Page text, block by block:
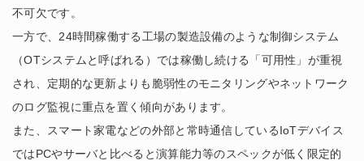
不可欠です。
一方で、24時間稼働する工場の製造設備のような制御システム
（OTシステムと呼ばれる）では稼働し続ける「可用性」が重視
され、定期的な更新よりも脆弱性のモニタリングやネットワーク
のログ監視に重点を置く傾向があります。
また、スマート家電などの外部と常時通信しているIoTデバイス
ではPCやサーバと比べると演算能力等のスペックが低く限定的